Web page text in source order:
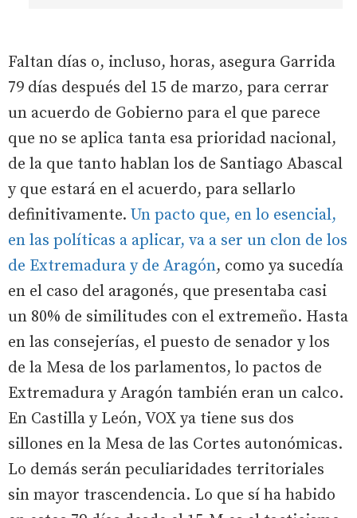
Faltan días o, incluso, horas, asegura Garrida
79 días después del 15 de marzo, para cerrar
un acuerdo de Gobierno para el que parece
que no se aplica tanta esa prioridad nacional,
de la que tanto hablan los de Santiago Abascal
y que estará en el acuerdo, para sellarlo
definitivamente. Un pacto que, en lo esencial,
en las políticas a aplicar, va a ser un clon de los
de Extremadura y de Aragón, como ya sucedía
en el caso del aragonés, que presentaba casi
un 80% de similitudes con el extremeño. Hasta
en las consejerías, el puesto de senador y los
de la Mesa de los parlamentos, lo pactos de
Extremadura y Aragón también eran un calco.
En Castilla y León, VOX ya tiene sus dos
sillones en la Mesa de las Cortes autonómicas.
Lo demás serán peculiaridades territoriales
sin mayor trascendencia. Lo que sí ha habido